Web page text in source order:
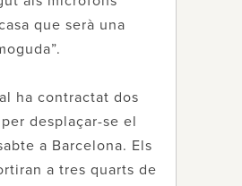
que serà una
ha contractat dos
desplaçar-se el
a Barcelona. Els
a tres quarts de